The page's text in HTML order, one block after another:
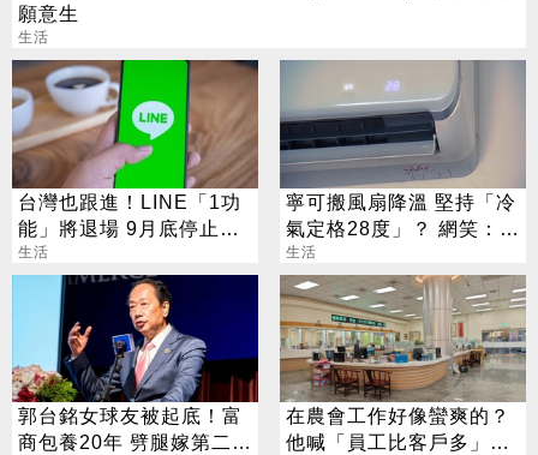
願意生
生活
台灣也跟進！LINE「1功
能」將退場 9月底停止服
務
生活
寧可搬風扇降溫 堅持「冷
氣定格28度」？ 網笑：全
台長輩通病
生活
郭台銘女球友被起底！富
商包養20年 劈腿嫁第二任
在農會工作好像蠻爽的？
他喊「員工比客戶多」內